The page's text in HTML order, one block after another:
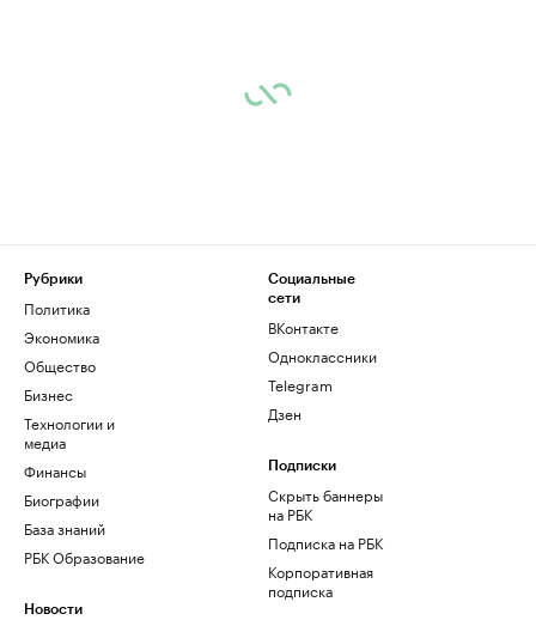
Рубрики
Политика
Экономика
Общество
Бизнес
Технологии и
медиа
Финансы
Биографии
База знаний
РБК Образование
Новости
Социальные
сети
ВКонтакте
Одноклассники
Telegram
Дзен
Подписки
Скрыть баннеры
на РБК
Подписка на РБК
Корпоративная
подписка